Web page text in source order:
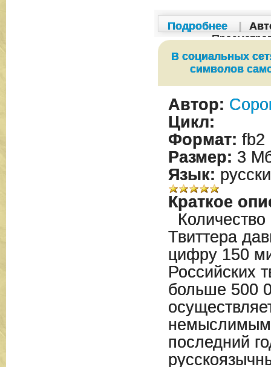
Подробнее
В социальных
символов
Автор:
Цикл:
Формат: fb2
Размер: 3
Язык:
Краткое
Количество
Твиттера
цифру 150
Российских
больше 500
последний